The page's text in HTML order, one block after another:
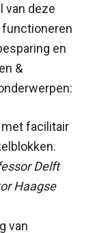
van deze
functioneren
en
&
facilitair
Delft
Haagse
van